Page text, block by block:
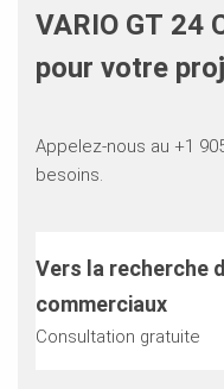
VARIO GT 24
pour votre
Appelez-nous au +1
besoins.
Vers la recherche
commerciaux
Consultation gratuite